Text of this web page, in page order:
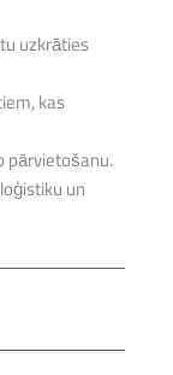
uzkrāties
kas
pārvietošanu.
un